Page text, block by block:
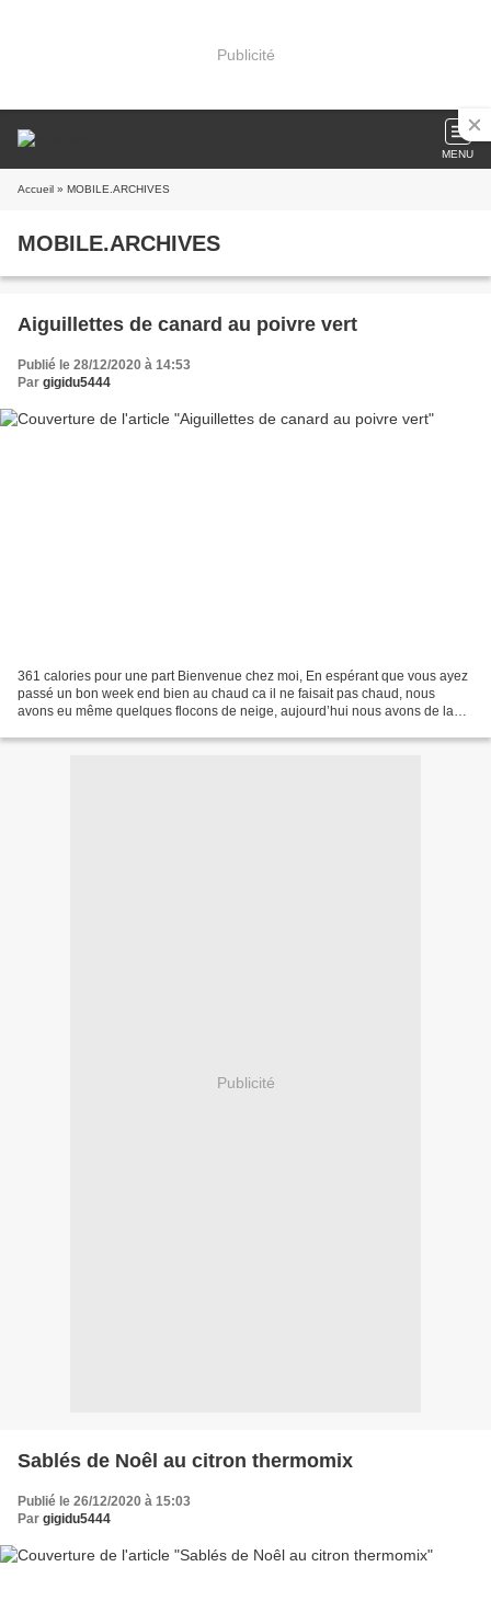
Publicité
MENU
Accueil » MOBILE.ARCHIVES
MOBILE.ARCHIVES
Aiguillettes de canard au poivre vert
Publié le 28/12/2020 à 14:53
Par gigidu5444
361 calories pour une part Bienvenue chez moi, En espérant que vous ayez
passé un bon week end bien au chaud ca il ne faisait pas chaud, nous
avons eu même quelques flocons de neige, aujourd’hui nous avons de la
Publicité
Sablés de Noêl au citron thermomix
Publié le 26/12/2020 à 15:03
Par gigidu5444